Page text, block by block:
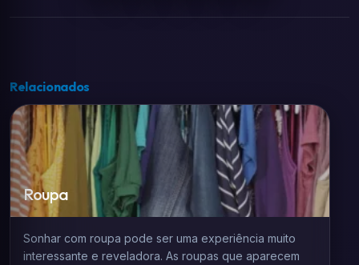
Relacionados
Roupa
Sonhar com roupa pode ser uma experiência muito
interessante e reveladora. As roupas que aparecem